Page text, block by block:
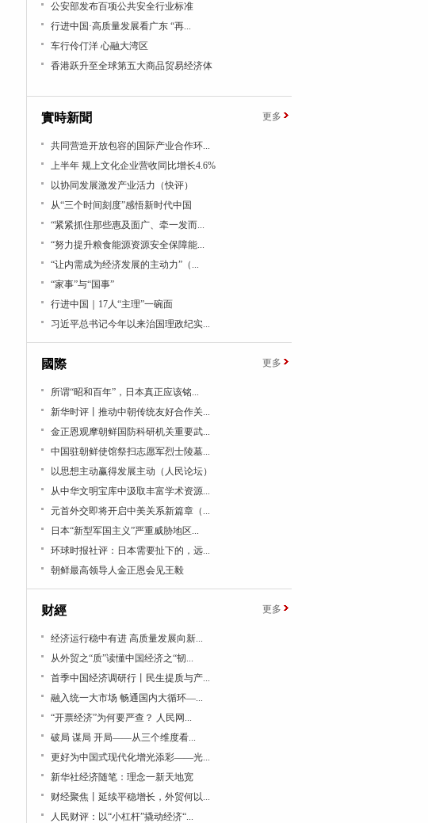
公安部发布百项公共安全行业标准
行进中国·高质量发展看广东 “再...
车行伶仃洋 心融大湾区
香港跃升至全球第五大商品贸易经济体
實時新聞 更多
共同营造开放包容的国际产业合作环...
上半年 规上文化企业营收同比增长4.6%
以协同发展激发产业活力（快评）
从“三个时间刻度”感悟新时代中国
“紧紧抓住那些惠及面广、牵一发而...
“努力提升粮食能源资源安全保障能...
“让内需成为经济发展的主动力”（...
“家事”与“国事”
行进中国｜17人“主理”一碗面
习近平总书记今年以来治国理政纪实...
國際 更多
所谓“昭和百年”，日本真正应该铭...
新华时评丨推动中朝传统友好合作关...
金正恩观摩朝鲜国防科研机关重要武...
中国驻朝鲜使馆祭扫志愿军烈士陵墓...
以思想主动赢得发展主动（人民论坛）
从中华文明宝库中汲取丰富学术资源...
元首外交即将开启中美关系新篇章（...
日本“新型军国主义”严重威胁地区...
环球时报社评：日本需要扯下的，远...
朝鲜最高领导人金正恩会见王毅
财經 更多
经济运行稳中有进 高质量发展向新...
从外贸之“质”读懂中国经济之“韧...
首季中国经济调研行丨民生提质与产...
融入统一大市场 畅通国内大循环—...
“开票经济”为何要严查？ 人民网...
破局 谋局 开局——从三个维度看...
更好为中国式现代化增光添彩——光...
新华社经济随笔：理念一新天地宽
财经聚焦丨延续平稳增长，外贸何以...
人民财评：以“小杠杆”撬动经济“...